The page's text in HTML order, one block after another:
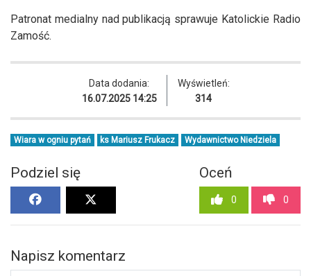
Patronat medialny nad publikacją sprawuje Katolickie Radio
Zamość.
Data dodania:
16.07.2025 14:25
Wyświetleń:
314
Wiara w ogniu pytań ks Mariusz Frukacz Wydawnictwo Niedziela
Podziel się Oceń
0 0
Napisz komentarz